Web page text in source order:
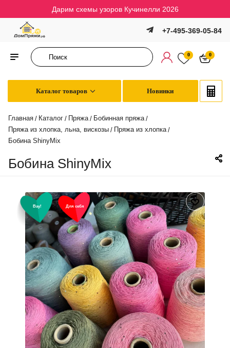
Дарим схемы узоров Кучинелли 2026
+7-495-369-05-84
0 0
Каталог товаров Новинки
Главная / Каталог / Пряжа / Бобинная пряжа /
Пряжа из хлопка, льна, вискозы / Пряжа из хлопка /
Бобина ShinyMix
Бобина ShinyMix
Вау! Для себя